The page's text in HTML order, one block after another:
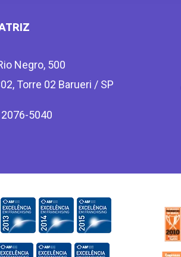
Negro, 500
Torre 02 Barueri / SP
5040